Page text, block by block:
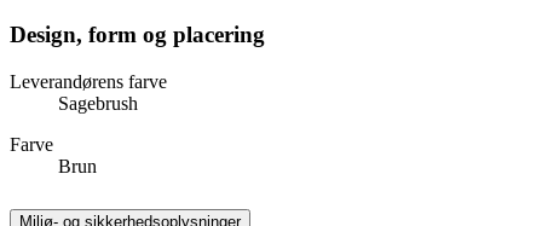
Design, form og placering
Leverandørens farve
Sagebrush
Farve
Brun
Miljø- og sikkerhedsoplysninger